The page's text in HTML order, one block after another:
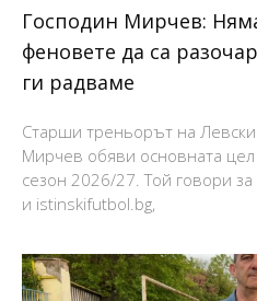
Господин Мирчев:
феновете да са
ги радваме
Старши треньорът на
Мирчев обяви основната
сезон 2026/27. Той говори
и istinskifutbol.bg,